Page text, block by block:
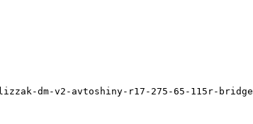
dm-v2-avtoshiny-r17-275-65-115r-